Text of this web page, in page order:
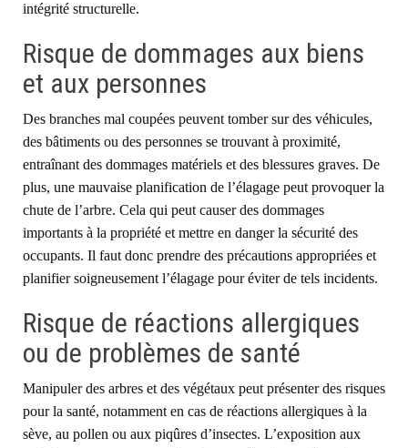
intégrité structurelle.
Risque de dommages aux biens
et aux personnes
Des branches mal coupées peuvent tomber sur des véhicules,
des bâtiments ou des personnes se trouvant à proximité,
entraînant des dommages matériels et des blessures graves. De
plus, une mauvaise planification de l’élagage peut provoquer la
chute de l’arbre. Cela qui peut causer des dommages
importants à la propriété et mettre en danger la sécurité des
occupants. Il faut donc prendre des précautions appropriées et
planifier soigneusement l’élagage pour éviter de tels incidents.
Risque de réactions allergiques
ou de problèmes de santé
Manipuler des arbres et des végétaux peut présenter des risques
pour la santé, notamment en cas de réactions allergiques à la
sève, au pollen ou aux piqûres d’insectes. L’exposition aux